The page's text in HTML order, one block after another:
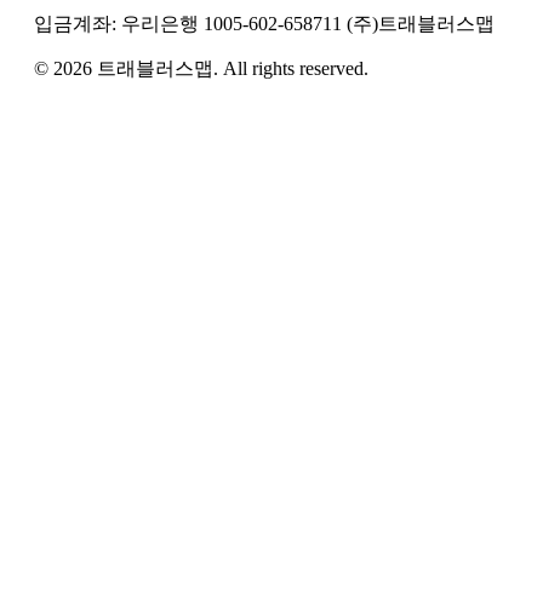
입금계좌: 우리은행 1005-602-658711 (주)트래블러스맵
© 2026 트래블러스맵. All rights reserved.